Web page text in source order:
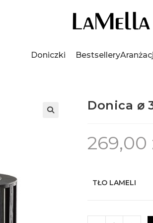
Doniczki Bestsellery
Donica ⌀
269,00
TŁO LAMELI